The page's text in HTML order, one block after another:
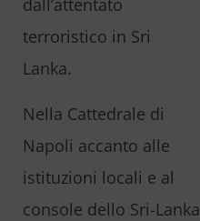
dall’attentato
terroristico in Sri
Lanka.
Nella Cattedrale di
Napoli accanto alle
istituzioni locali e al
console dello Sri-Lanka